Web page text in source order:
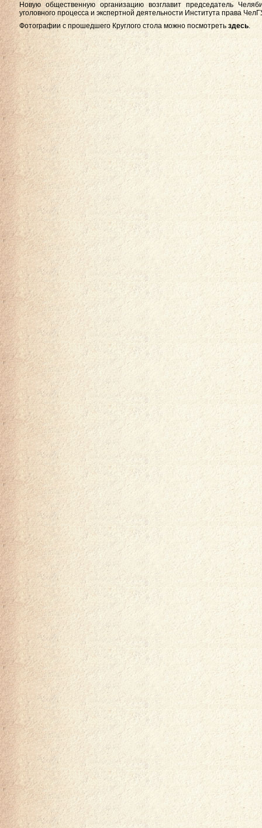
Новую общественную организацию возглавит председатель
уголовного процесса и экспертной деятельности Института права
Фотографии с прошедшего Круглого стола можно посмотреть здесь.